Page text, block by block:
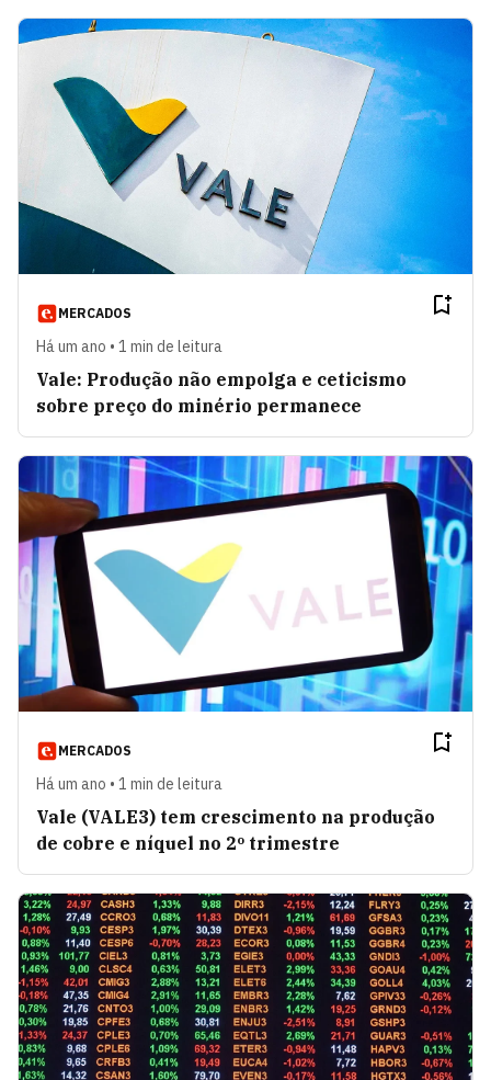
MERCADOS
Há um ano • 1 min de leitura
Vale: Produção não empolga e ceticismo
sobre preço do minério permanece
MERCADOS
Há um ano • 1 min de leitura
Vale (VALE3) tem crescimento na produção
de cobre e níquel no 2º trimestre